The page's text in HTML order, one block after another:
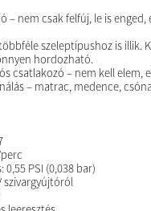
– nem csak felfúj, le is enged,
szeleptípushoz is illik.
hordozható.
csatlakozó – nem kell elem,
– matrac, medence,
0,55 PSI (0,038 bar)
szivargyújtóról